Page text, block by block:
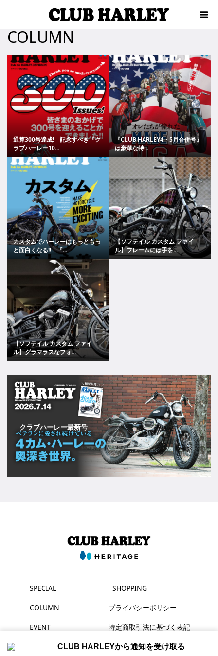
COLUMN
通算300号達成! 記念すべき『ク
ラブハーレー10...
『CLUB HARLEY4・5月合併号』
は豪華な特...
カスタムでハーレーはもっともっ
と面白くなる!! 『...
【ソフテイル カスタム ファイ
ル】フレームには手を...
【ソフテイル カスタム ファイ
ル】グラマラスなフォ...
クラブハーレー最新号
SPECIAL
COLUMN
EVENT
MAGAZINE
SHOPPING
プライバシーポリシー
特定商取引法に基づく表記
CLUB HARLEYから通知を受け取る